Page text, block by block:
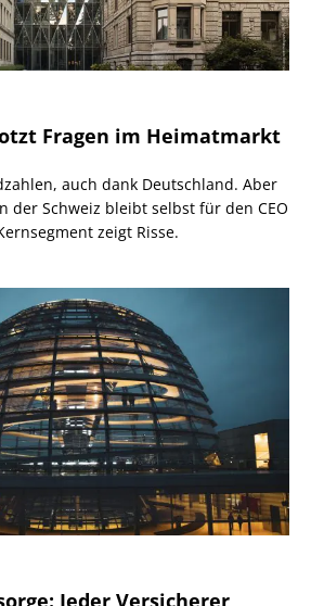
Fragen im Heimatmarkt
auch dank Deutschland. Aber
der Schweiz bleibt selbst für den CEO
zeigt Risse.